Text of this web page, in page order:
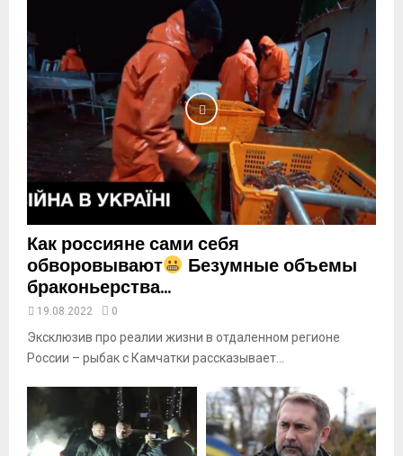
y
b
e
Как россияне сами себя
обворовывают Безумные объемы
браконьерства...
19.08.2022 0
Эксклюзив про реалии жизни в отдаленном регионе
России – рыбак с Камчатки рассказывает...